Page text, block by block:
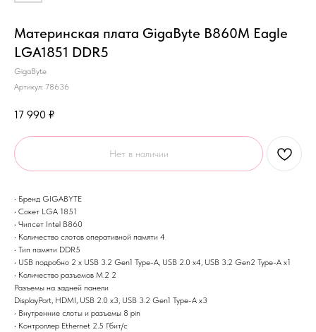
Материнская плата GigaByte B860M Eagle
LGA1851 DDR5
GigaByte
Артикул: 78636
17 990 ₽
Нет в наличии
• Бренд GIGABYTE
• Сокет LGA 1851
• Чипсет Intel B860
• Количество слотов оперативной памяти 4
• Тип памяти DDR5
• USB подробно 2 x USB 3.2 Gen1 Type-A, USB 2.0 x4, USB 3.2 Gen2 Type-A x1
• Количество разъемов M.2 2
Разъемы на задней панели
DisplayPort, HDMI, USB 2.0 x3, USB 3.2 Gen1 Type-A x3
• Внутренние слоты и разъемы 8 pin
• Контроллер Ethernet 2.5 Гбит/с